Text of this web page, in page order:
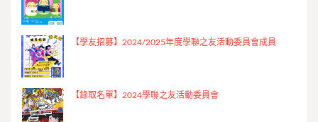
【學友招募】2024/2025年度學聯之友活動委員會成員
【錄取名單】2024學聯之友活動委員會